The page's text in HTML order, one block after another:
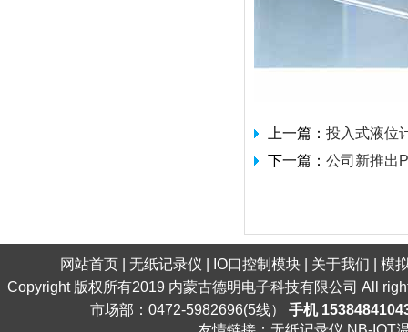
上一篇： 投入式液位
下一篇： 公司新推出
网站首页 无纸记录仪 IO口控制模块 关于我们
模
Copyright 版权所有2019 内蒙古德明电子科技有限公司 All
市场部：0472-5982696(5线） 手机